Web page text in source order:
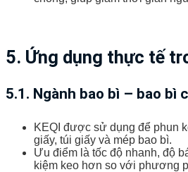
5. Ứng dụng thực tế
5.1. Ngành bao bì – bao bì
KEQI được sử dụng để phun
giấy, túi giấy và mép bao bì.
Ưu điểm là tốc độ nhanh, độ
kiệm keo hơn so với phương